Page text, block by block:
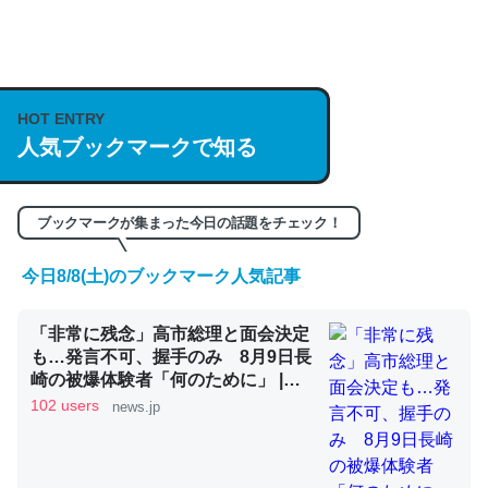
説してる記事が少ないので貴重な良記事。/続編来た
https://isobe324649.hatenablog.com/entry/2023/03/27
/064121
─GPTの仕組みと限界についての考察（１） - conceptualization
くらい。小説でいう「ずっと前の伏線」は回収されないけ
ど、短期記憶というには多い分量。進化すればするほど分
かりやすく強くなりそう
─GPTの仕組みと限界についての考察（１） - conceptualization
HOT ENTRY
人気ブックマークで知る
ブックマークが集まった今日の話題をチェック！
今日8/8(土)のブックマーク人気記事
「非常に残念」高市総理と面会決定
も…発言不可、握手のみ 8月9日長
崎の被爆体験者「何のために」 |
NEWSjp
102 users news.jp